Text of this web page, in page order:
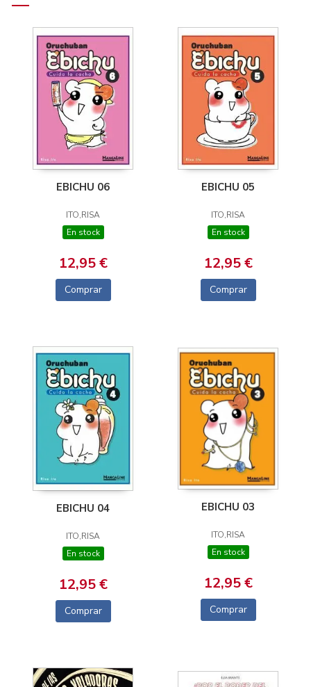
EBICHU 06
ITO,RISA
En stock
12,95 €
Comprar
EBICHU 05
ITO,RISA
En stock
12,95 €
Comprar
EBICHU 04
ITO,RISA
En stock
12,95 €
Comprar
EBICHU 03
ITO,RISA
En stock
12,95 €
Comprar